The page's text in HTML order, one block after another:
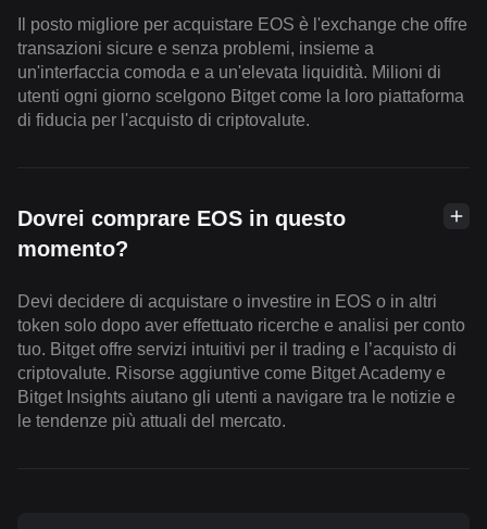
Il posto migliore per acquistare EOS è l'exchange che offre
transazioni sicure e senza problemi, insieme a
un'interfaccia comoda e a un'elevata liquidità. Milioni di
utenti ogni giorno scelgono Bitget come la loro piattaforma
di fiducia per l'acquisto di criptovalute.
Dovrei comprare EOS in questo
momento?
Devi decidere di acquistare o investire in EOS o in altri
token solo dopo aver effettuato ricerche e analisi per conto
tuo. Bitget offre servizi intuitivi per il trading e l’acquisto di
criptovalute. Risorse aggiuntive come Bitget Academy e
Bitget Insights aiutano gli utenti a navigare tra le notizie e
le tendenze più attuali del mercato.